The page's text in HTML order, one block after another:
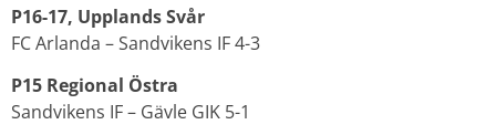
P16-17, Upplands Svår
FC Arlanda – Sandvikens IF 4-3
P15 Regional Östra
Sandvikens IF – Gävle GIK 5-1